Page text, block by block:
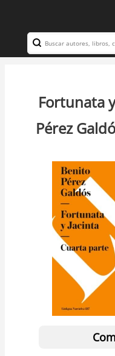
contenido
principal
Navegación
Search
Fortunata
Pérez